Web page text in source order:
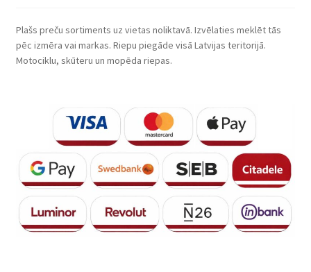
Plašs preču sortiments uz vietas noliktavā. Izvēlaties meklēt tās
pēc izmēra vai markas. Riepu piegāde visā Latvijas teritorijā.
Motociklu, skūteru un mopēda riepas.